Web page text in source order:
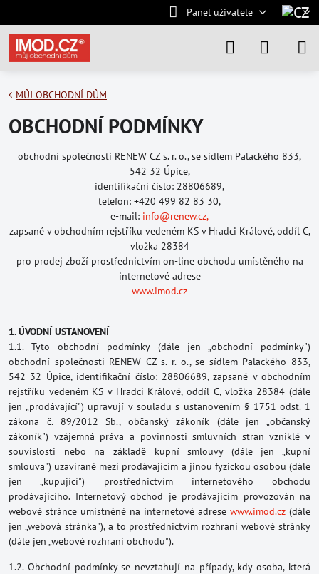
Panel uživatele
MŮJ OBCHODNÍ DŮM
OBCHODNÍ PODMÍNKY
obchodní společnosti RENEW CZ s. r. o., se sídlem Palackého 833,
542 32 Úpice,
identifikační číslo: 28806689,
telefon: +420 499 82 83 30,
e-mail: info@renew.cz,
zapsané v obchodním rejstříku vedeném KS v Hradci Králové, oddíl C,
vložka 28384
pro prodej zboží prostřednictvím on-line obchodu umístěného na
internetové adrese
www.imod.cz
1. ÚVODNÍ USTANOVENÍ
1.1. Tyto obchodní podmínky (dále jen „obchodní podmínky")
obchodní společnosti RENEW CZ s. r. o., se sídlem Palackého 833,
542 32 Úpice, identifikační číslo: 28806689, zapsané v obchodním
rejstříku vedeném KS v Hradci Králové, oddíl C, vložka 28384 (dále
jen „prodávající") upravují v souladu s ustanovením § 1751 odst. 1
zákona č. 89/2012 Sb., občanský zákoník (dále jen „občanský
zákoník") vzájemná práva a povinnosti smluvních stran vzniklé v
souvislosti nebo na základě kupní smlouvy (dále jen „kupní
smlouva") uzavírané mezi prodávajícím a jinou fyzickou osobou (dále
jen „kupující") prostřednictvím internetového obchodu
prodávajícího. Internetový obchod je prodávajícím provozován na
webové stránce umístněné na internetové adrese www.imod.cz (dále
jen „webová stránka"), a to prostřednictvím rozhraní webové stránky
(dále jen „webové rozhraní obchodu").
1.2. Obchodní podmínky se nevztahují na případy, kdy osoba, která